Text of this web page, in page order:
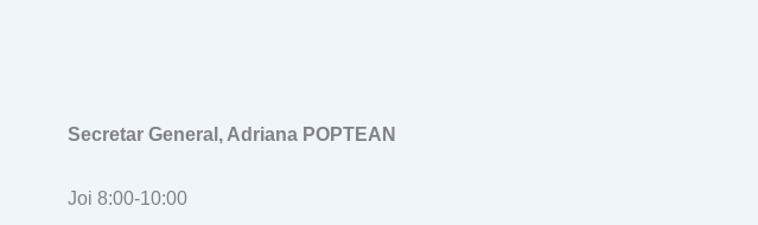
Secretar General, Adriana POPTEAN
Joi 8:00-10:00